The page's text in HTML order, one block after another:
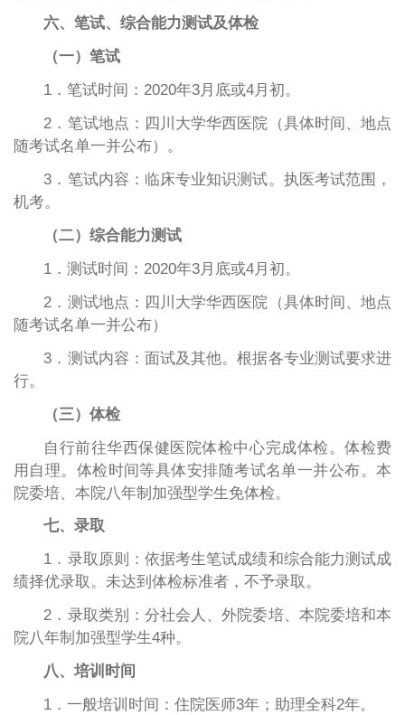
六、笔试、综合能力测试及体检
（一）笔试
1．笔试时间：2020年3月底或4月初。
2．笔试地点：四川大学华西医院（具体时间、地点
随考试名单一并公布）。
3．笔试内容：临床专业知识测试。执医考试范围，
机考。
（二）综合能力测试
1．测试时间：2020年3月底或4月初。
2．测试地点：四川大学华西医院（具体时间、地点
随考试名单一并公布）
3．测试内容：面试及其他。根据各专业测试要求进
行。
（三）体检
自行前往华西保健医院体检中心完成体检。体检费
用自理。体检时间等具体安排随考试名单一并公布。本
院委培、本院八年制加强型学生免体检。
七、录取
1．录取原则：依据考生笔试成绩和综合能力测试成
绩择优录取。未达到体检标准者，不予录取。
2．录取类别：分社会人、外院委培、本院委培和本
院八年制加强型学生4种。
八、培训时间
1．一般培训时间：住院医师3年；助理全科2年。